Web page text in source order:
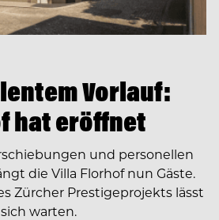
Vorlauf:
hat eröffnet
und personellen
die Villa Florhof nun Gäste.
Zürcher Prestigeprojekts lässt
warten.